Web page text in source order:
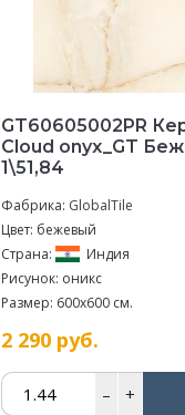
GT60605002PR
Cloud onyx_GT
1\51,84
Фабрика: GlobalTile
Цвет: бежевый
Страна:
Индия
Рисунок: оникс
Размер: 600x600 см.
2 290 руб.
– +